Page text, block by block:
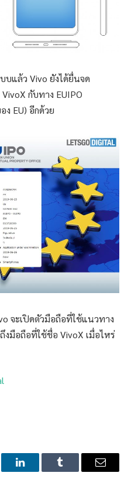
บแล้ว Vivo ยังได้ยื่นจด
กับทาง EUIPO
EU) อีกด้วย
จะเปิดตัวมือถือที่ใช้แนวทาง
มือถือที่ใช้ชื่อ VivoX เมื่อไหร่
LinkedInTumblr Email